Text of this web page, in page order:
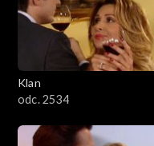
Klan
odc. 2534